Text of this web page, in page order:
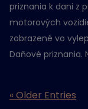
priznania k dani z
motorových
zobrazené vo
Daňové priznania.
« Older Entries